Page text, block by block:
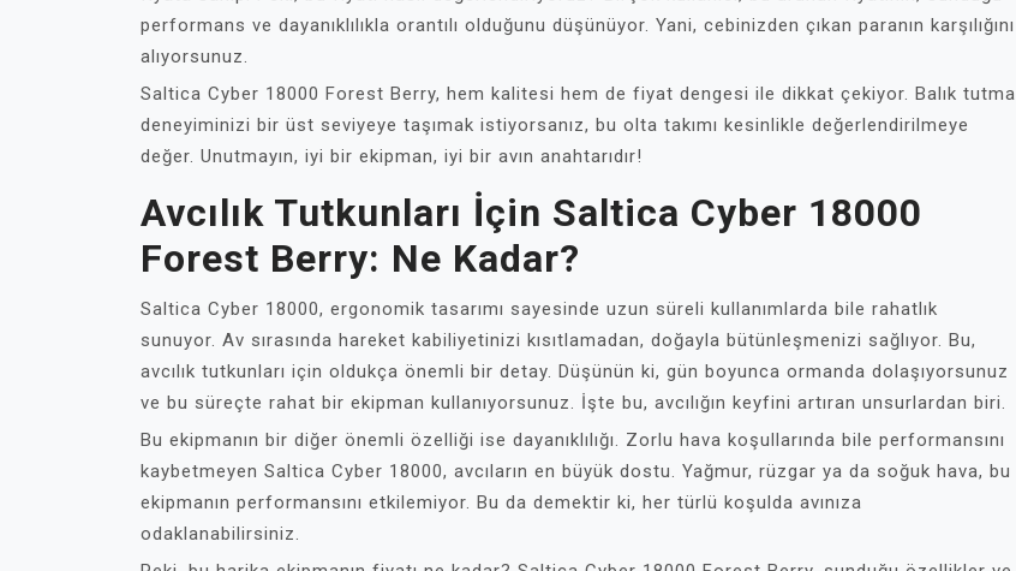
performans ve dayanıklılıkla orantılı olduğunu düşünüyor. Yani, cebinizden çıkan paranın karşılığını
alıyorsunuz.
Saltica Cyber 18000 Forest Berry, hem kalitesi hem de fiyat dengesi ile dikkat çekiyor. Balık tutma
deneyiminizi bir üst seviyeye taşımak istiyorsanız, bu olta takımı kesinlikle değerlendirilmeye
değer. Unutmayın, iyi bir ekipman, iyi bir avın anahtarıdır!
Avcılık Tutkunları İçin Saltica Cyber 18000
Forest Berry: Ne Kadar?
Saltica Cyber 18000, ergonomik tasarımı sayesinde uzun süreli kullanımlarda bile rahatlık
sunuyor. Av sırasında hareket kabiliyetinizi kısıtlamadan, doğayla bütünleşmenizi sağlıyor. Bu,
avcılık tutkunları için oldukça önemli bir detay. Düşünün ki, gün boyunca ormanda dolaşıyorsunuz
ve bu süreçte rahat bir ekipman kullanıyorsunuz. İşte bu, avcılığın keyfini artıran unsurlardan biri.
Bu ekipmanın bir diğer önemli özelliği ise dayanıklılığı. Zorlu hava koşullarında bile performansını
kaybetmeyen Saltica Cyber 18000, avcıların en büyük dostu. Yağmur, rüzgar ya da soğuk hava, bu
ekipmanın performansını etkilemiyor. Bu da demektir ki, her türlü koşulda avınıza
odaklanabilirsiniz.